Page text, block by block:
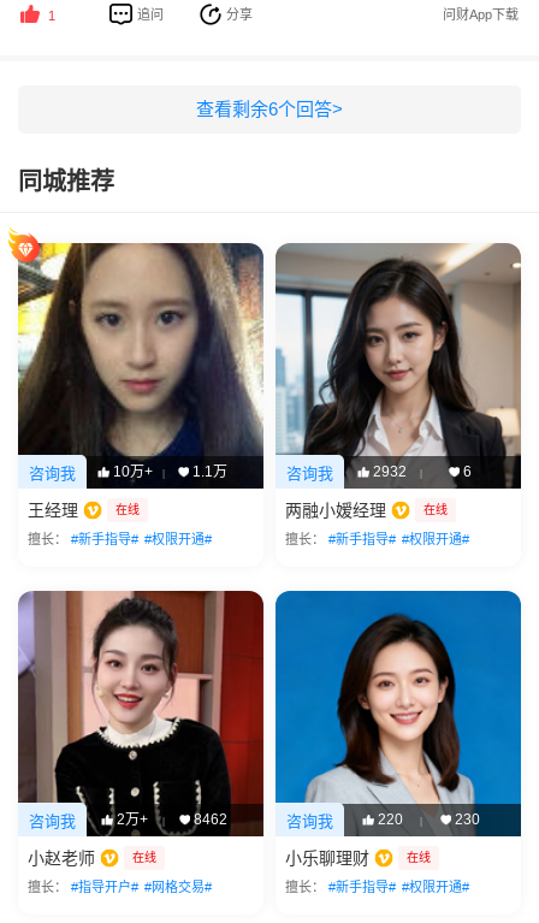
1 追问 分享 问财App下载
查看剩余6个回答>
同城推荐
咨询我 10万+ | 1.1万
王经理 在线
擅长： #新手指导# #权限开通#
咨询我 2932 | 6
两融小嫒经理 在线
擅长： #新手指导# #权限开通#
咨询我 2万+ | 8462
小赵老师 在线
擅长： #指导开户# #网格交易#
咨询我 220 | 230
小乐聊理财 在线
擅长： #新手指导# #权限开通#